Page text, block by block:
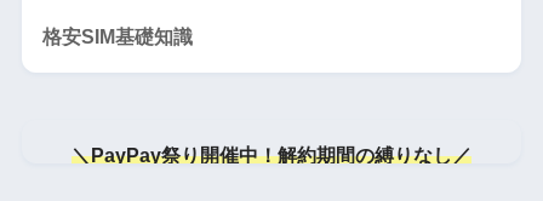
格安SIM基礎知識
＼PayPay祭り開催中！解約期間の縛りなし／